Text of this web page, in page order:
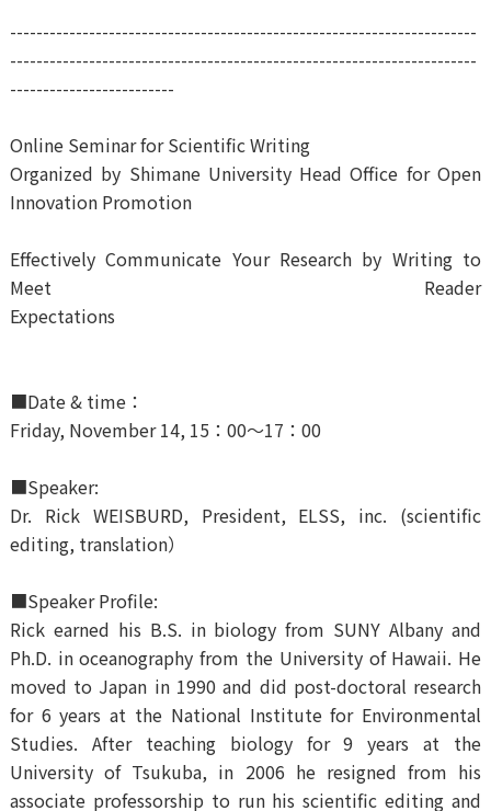
-----------------------------------------------------------------------
-----------------------------------------------------------------------
-------------------------
Online Seminar for Scientific Writing
Organized by Shimane University Head Office for Open
Innovation Promotion
Effectively Communicate Your Research by Writing to
Meet Reader
Expectations
■Date & time：
Friday, November 14, 15：00～17：00
■Speaker:
Dr. Rick WEISBURD, President, ELSS, inc. (scientific
editing, translation）
■Speaker Profile:
Rick earned his B.S. in biology from SUNY Albany and
Ph.D. in oceanography from the University of Hawaii. He
moved to Japan in 1990 and did post-doctoral research
for 6 years at the National Institute for Environmental
Studies. After teaching biology for 9 years at the
University of Tsukuba, in 2006 he resigned from his
associate professorship to run his scientific editing and